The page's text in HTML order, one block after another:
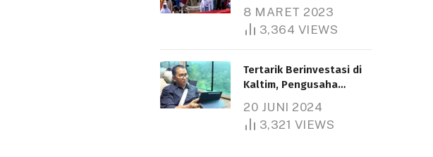
8 MARET 2023
3,364 VIEWS
Tertarik Berinvestasi di
Kaltim, Pengusaha
1.000 Hektare
20 JUNI 2024
3,321 VIEWS